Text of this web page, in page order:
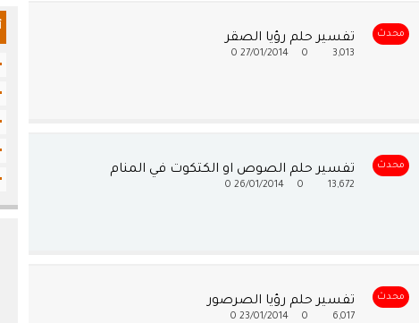
محدث تفسير حلم رؤيا الصقر
3,013
27/01/2014
0
محدث تفسير حلم الصوص او الكتكوت في المنام
13,672
26/01/2014
0
محدث تفسير حلم رؤيا الصرصور
6,017
23/01/2014
0